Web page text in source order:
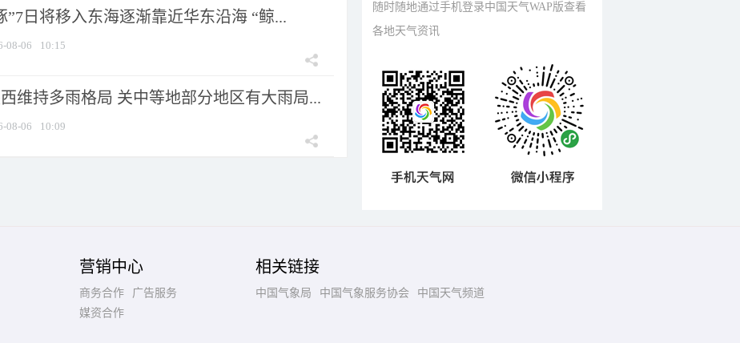
”7日将移入东海逐渐靠近华东沿海 “鲸...
08-06 10:15
维持多雨格局 关中等地部分地区有大雨局...
08-06 10:09
随时随地通过手机登录中国天气WAP版查看
各地天气资讯
营销中心
商务合作
广告服务
媒资合作
相关链接
中国气象局 中国气象服务协会 中国天气频道